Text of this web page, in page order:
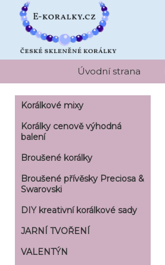
Úvodní strana
Korálkové mixy
Korálky cenově výhodná
balení
Broušené korálky
Broušené přívěsky Preciosa &
Swarovski
DIY kreativní korálkové sady
JARNÍ TVOŘENÍ
VALENTÝN